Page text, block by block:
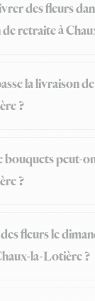
des fleurs
de retraite à
la livraison
?
bouquets peut-
?
fleurs le
la-Lotière ?